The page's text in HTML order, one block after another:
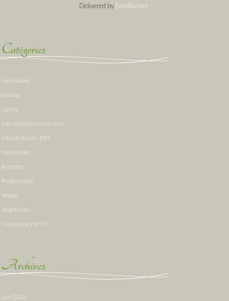
Delivered by FeedBurner
Catégories
Inclassable
Insolite
Livres
Mes Recettes Chez Vous
Minute Deco - DIY
Non classé
Recettes
Restaurants
Vegan
Végétarien
Y a pas que Paris !!!
Archives
juin 2026